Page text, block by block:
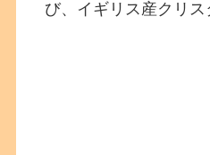
び、イギリス産クリ